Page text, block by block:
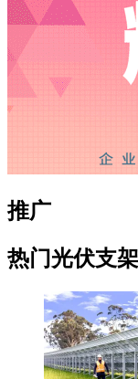
推广
热门光伏支